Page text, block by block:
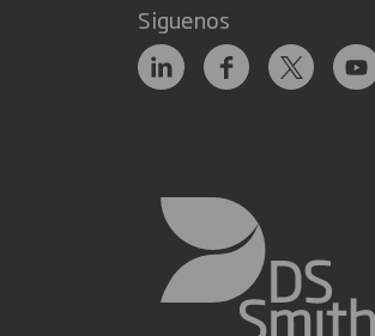
Siguenos